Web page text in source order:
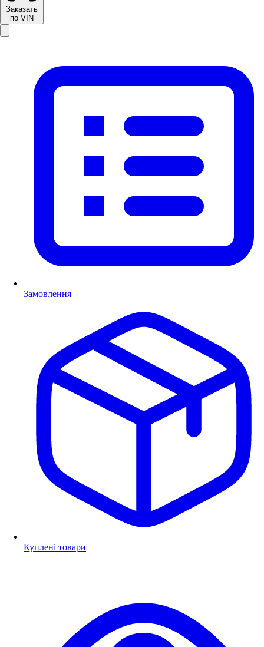
Заказать
по VIN
Замовлення
Куплені товари